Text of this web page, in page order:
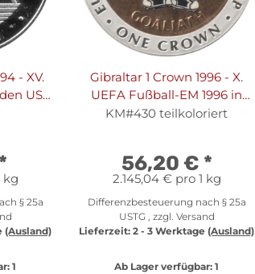
- XV.
USA
PP
*
kg
§ 25a
(Ausland)
1
Gibraltar 1 Crown 1996 - X.
UEFA Fußball-EM 1996 in
England "GOALIATH" - Silber
KM#430 teilkoloriert
56,20 € *
2.145,04 € pro 1 kg
Differenzbesteuerung nach § 25a
USTG , zzgl. Versand
Lieferzeit: 2 - 3 Werktage (Ausland)
Ab Lager verfügbar: 1